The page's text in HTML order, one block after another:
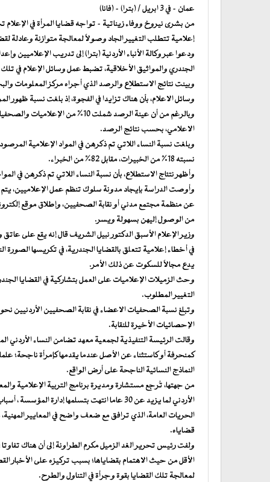
عمان – في 3 ابريل / (بترا) – (فانا)
من بشرى نيروخ ووفاء زيناتية – تواجه قضايا المرأة في
إعلامية تتطلب التغيير الجاد وصولاً لمعالجة متوازنة وعادلة
ودعوا عبر وكالة الأنباء الأردنية (بترا) إلى تدريب الإعلاميين
الجندري والمواثيق الأخلاقية، تضبط عمل وسائل الإعلام في تلك
وسائل الاعلام، بأن هناك تزايدا في الفجوة، إذ بلغت نسبة ظهور المرأة 15% مقابل 85% لصالح
وبالرغم من أن عينة الرصد شملت
الاعلامي، بحسب نتائج الرصد.
نسبته 18% من الخبيرات، مقابل 82% من الخبراء.
وأظهر نتئاج الاستطلاع، بأن نسبة النساء اللاتي تم ذكرهن في المواضيع الإعلامية نحو
وأوصت الدراسة بإيجاد مدونة سلوك تنظم عمل الإعلاميين،
عن منظمة مجتمع مدني أو نقابة الصحفيين، وإطلاق موقع
من الوصول إليهن بسهولة ويسر.
وزير الإعلام الأسبق الدكتور نبيل الشريف قال إنه يقع على عاتق
في أخطاء إعلامية تتعلق بالقضايا الجندرية، في تكريسها الصورة
يدع مجالاً للسكوت عن ذلك الأمر.
وحث الزميلات الإعلاميات على العمل بتشاركية في القضايا
التغيير المطلوب.
الإحصائيات الأخيرة للنقابة.
وقالت الرئيسة التنفيذية لجمعية معهد تضامن النساء الأردني
كمنحرفة أو كاستثناء عن الأصل عندما يقدمها كإمرأة ناجحة؛
النماذج النسائية الناجحة على أرض الواقع.
من جهتها، تُرجع مستشارة ومديرة برنامج التربية الإعلامية
الأردني لما يزيد عن 30 عاما انتهت بتسلمها
الحريات العامة، الذي ترافق مع ضعف واضح في المعايير
قضاياه.
ولفت رئيس تحرير الغد الزميل مكرم الطراونة إلى أن هناك تفاوتا
الأقل من حيث الاهتمام بقضاياها؛ بسبب تركيزه على الأخبار
لمعالجة تلك القضايا بقوة وجرأة في التناول والطرح.